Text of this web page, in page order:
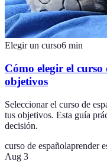
Elegir un curso6 min
Cómo elegir el
objetivos
Seleccionar el curso de
tus objetivos. Esta guía
decisión.
curso de españolaprender
Aug 3